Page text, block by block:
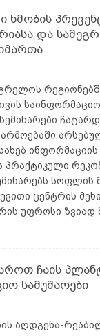
ხმობის
და
პრაქტიკული
სოფლის
ცენტრის
უფროსი
ჩაის
სამუშაოები
აღდგენა-